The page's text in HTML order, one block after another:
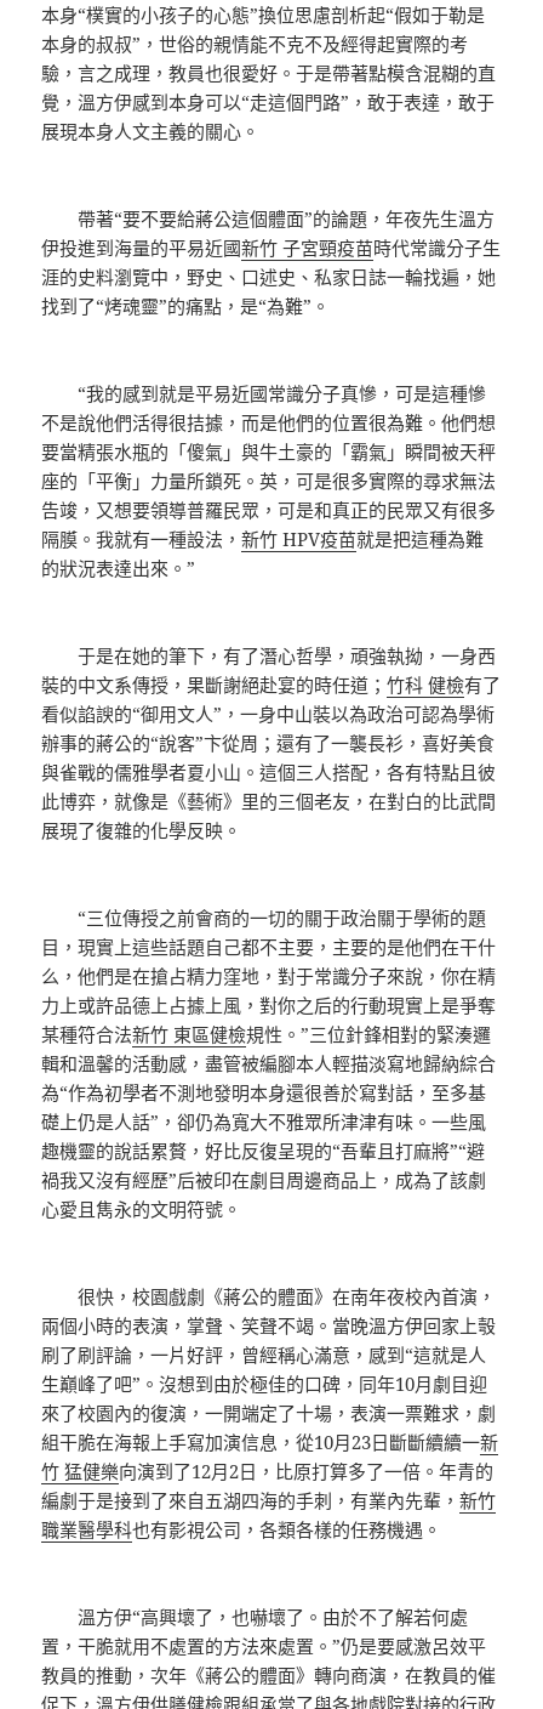
本身“樸實的小孩子的心態”換位思慮剖析起“假如于勒是
本身的叔叔”，世俗的親情能不克不及經得起實際的考
驗，言之成理，教員也很愛好。于是帶著點模含混糊的直
覺，溫方伊感到本身可以“走這個門路”，敢于表達，敢于
展現本身人文主義的關心。
帶著“要不要給蔣公這個體面”的論題，年夜先生溫方
伊投進到海量的平易近國新竹 子宮頸疫苗時代常識分子生
涯的史料瀏覽中，野史、口述史、私家日誌一輪找遍，她
找到了“烤魂靈”的痛點，是“為難”。
“我的感到就是平易近國常識分子真慘，可是這種慘
不是說他們活得很拮據，而是他們的位置很為難。他們想
要當精張水瓶的「傻氣」與牛土豪的「霸氣」瞬間被天秤
座的「平衡」力量所鎖死。英，可是很多實際的尋求無法
告竣，又想要領導普羅民眾，可是和真正的民眾又有很多
隔膜。我就有一種設法，新竹 HPV疫苗就是把這種為難
的狀況表達出來。”
于是在她的筆下，有了潛心哲學，頑強執拗，一身西
裝的中文系傳授，果斷謝絕赴宴的時任道；竹科 健檢有了
看似諂諛的“御用文人”，一身中山裝以為政治可認為學術
辦事的蔣公的“說客”卞從周；還有了一襲長衫，喜好美食
與雀戰的儒雅學者夏小山。這個三人搭配，各有特點且彼
此博弈，就像是《藝術》里的三個老友，在對白的比武間
展現了復雜的化學反映。
“三位傳授之前會商的一切的關于政治關于學術的題
目，現實上這些話題自己都不主要，主要的是他們在干什
么，他們是在搶占精力窪地，對于常識分子來說，你在精
力上或許品德上占據上風，對你之后的行動現實上是爭奪
某種符合法新竹 東區健檢規性。”三位針鋒相對的緊湊邏
輯和溫馨的活動感，盡管被編腳本人輕描淡寫地歸納綜合
為“作為初學者不測地發明本身還很善於寫對話，至多基
礎上仍是人話”，卻仍為寬大不雅眾所津津有味。一些風
趣機靈的說話累贅，好比反復呈現的“吾輩且打麻將”“避
禍我又沒有經歷”后被印在劇目周邊商品上，成為了該劇
心愛且雋永的文明符號。
很快，校園戲劇《蔣公的體面》在南年夜校內首演，
兩個小時的表演，掌聲、笑聲不竭。當晚溫方伊回家上彀
刷了刷評論，一片好評，曾經稱心滿意，感到“這就是人
生巔峰了吧”。沒想到由於極佳的口碑，同年10月劇目迎
來了校園內的復演，一開端定了十場，表演一票難求，劇
組干脆在海報上手寫加演信息，從10月23日斷斷續續一新
竹 猛健樂向演到了12月2日，比原打算多了一倍。年青的
編劇于是接到了來自五湖四海的手刺，有業內先輩，新竹
職業醫學科也有影視公司，各類各樣的任務機遇。
溫方伊“高興壞了，也嚇壞了。由於不了解若何處
置，干脆就用不處置的方法來處置。”仍是要感激呂效平
教員的推動，次年《蔣公的體面》轉向商演，在教員的催